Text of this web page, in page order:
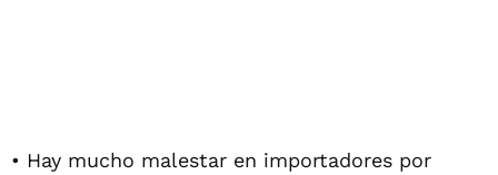
• Hay mucho malestar en importadores por